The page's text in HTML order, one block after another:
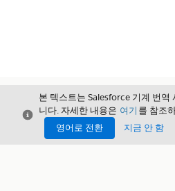
닫기
본 텍스트는 Salesforce 기계 번역
니다. 자세한 내용은 여기 를 참조
영어로 전환
지금 안 함